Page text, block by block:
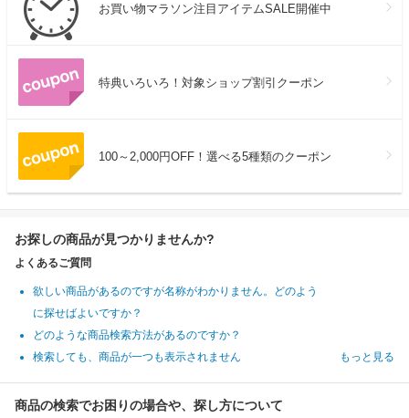
お買い物マラソン注目アイテムSALE開催中
特典いろいろ！対象ショップ割引クーポン
100～2,000円OFF！選べる5種類のクーポン
お探しの商品が見つかりませんか?
よくあるご質問
欲しい商品があるのですが名称がわかりません。どのよう
に探せばよいですか？
どのような商品検索方法があるのですか？
検索しても、商品が一つも表示されません
もっと見る
商品の検索でお困りの場合や、探し方について